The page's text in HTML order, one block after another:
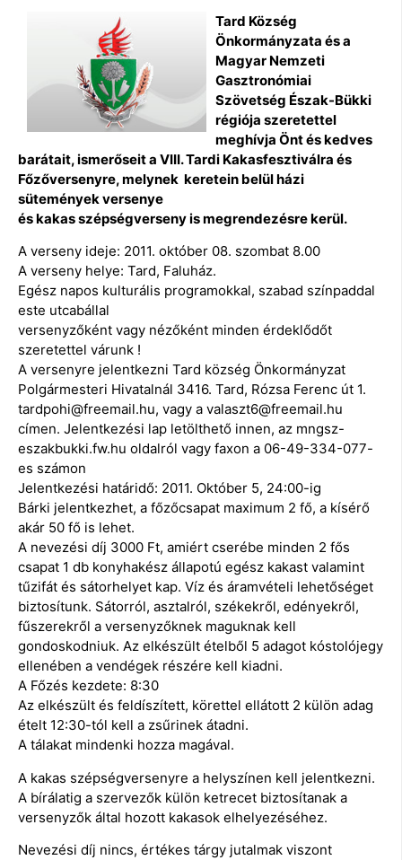
Tard Község
Önkormányzata és a
Magyar Nemzeti
Gasztronómiai
Szövetség Észak-Bükki
régiója szeretettel
meghívja Önt és kedves
barátait, ismerőseit a VIII. Tardi Kakasfesztiválra és
Főzőversenyre, melynek keretein belül házi
sütemények versenye
és kakas szépségverseny is megrendezésre kerül.
A verseny ideje: 2011. október 08. szombat 8.00
A verseny helye: Tard, Faluház.
Egész napos kulturális programokkal, szabad színpaddal
este utcabállal
versenyzőként vagy nézőként minden érdeklődőt
szeretettel várunk !
A versenyre jelentkezni Tard község Önkormányzat
Polgármesteri Hivatalnál 3416. Tard, Rózsa Ferenc út 1.
tardpohi@freemail.hu, vagy a valaszt6@freemail.hu
címen. Jelentkezési lap letölthető innen, az mngsz-
eszakbukki.fw.hu oldalról vagy faxon a 06-49-334-077-
es számon
Jelentkezési határidő: 2011. Október 5, 24:00-ig
Bárki jelentkezhet, a főzőcsapat maximum 2 fő, a kísérő
akár 50 fő is lehet.
A nevezési díj 3000 Ft, amiért cserébe minden 2 fős
csapat 1 db konyhakész állapotú egész kakast valamint
tűzifát és sátorhelyet kap. Víz és áramvételi lehetőséget
biztosítunk. Sátorról, asztalról, székekről, edényekről,
fűszerekről a versenyzőknek maguknak kell
gondoskodniuk. Az elkészült ételből 5 adagot kóstolójegy
ellenében a vendégek részére kell kiadni.
A Főzés kezdete: 8:30
Az elkészült és feldíszített, körettel ellátott 2 külön adag
ételt 12:30-tól kell a zsűrinek átadni.
A tálakat mindenki hozza magával.
A kakas szépségversenyre a helyszínen kell jelentkezni.
A bírálatig a szervezők külön ketrecet biztosítanak a
versenyzők által hozott kakasok elhelyezéséhez.
Nevezési díj nincs, értékes tárgy jutalmak viszont